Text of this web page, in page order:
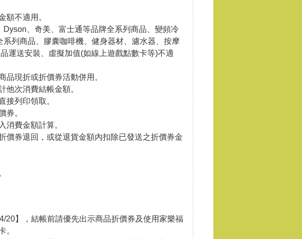
額不適用。
、奇美、富士通等品牌全系列商品、變頻冷
列商品、膠囊咖啡機、健身器材、濾水器、按摩
運送安裝、虛擬加值(如線上遊戲點數卡等)不適
品現折或折價券活動併用。
他次消費結帳金額。
接列印領取。
券。
消費金額計算。
價券退回，或從退貨金額內扣除已發送之折價券金
20】，結帳前請優先出示商品折價券及使用家樂福
。